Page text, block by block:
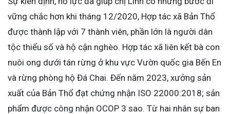
vững chắc hơn khi tháng 12/2020, Hợp tác xã Bản Thổ
được thành lập với 7 thành viên, phần lớn là người dân
tộc thiểu số và hộ cận nghèo. Hợp tác xã liên kết bà con
nuôi ong dưới tán rừng ở khu vực Vườn quốc gia Bến En
và rừng phòng hộ Đá Chai. Đến năm 2023, xưởng sản
xuất của Bản Thổ đạt chứng nhận ISO 22000:2018; sản
phẩm được công nhận OCOP 3 sao. Từ hai nhân sự ban